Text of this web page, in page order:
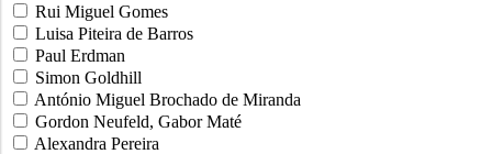
Rui Miguel Gomes
Luisa Piteira de Barros
Paul Erdman
Simon Goldhill
António Miguel Brochado de Miranda
Gordon Neufeld, Gabor Maté
Alexandra Pereira